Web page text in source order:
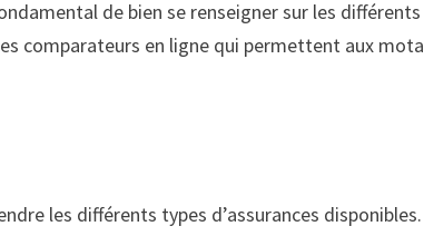
de bien se renseigner sur les
comparateurs en ligne qui permettent aux
les différents types d’assurances